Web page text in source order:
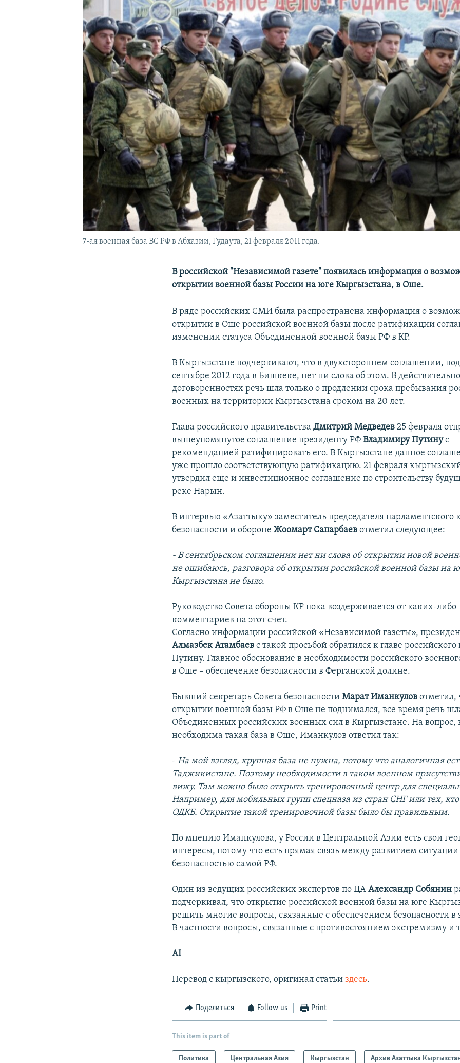
7-ая военная база ВС РФ в Абхазии, Гудаута, 21 февраля 2011 года.
В российской "Независимой газете" появилась информация о
открытии военной базы России на юге Кыргызстана, в Оше.
В ряде российских СМИ была распространена информация о
открытии в Оше российской военной базы после ратификации
изменении статуса Объединенной военной базы РФ в КР.
В Кыргызстане подчеркивают, что в двухстороннем соглашении,
сентябре 2012 года в Бишкеке, нет ни слова об этом. В
договоренностях речь шла только о продлении срока пребывания
военных на территории Кыргызстана сроком на 20 лет.
Глава российского правительстваДмитрий Медведев 25 февраля
вышеупомянутое соглашение президенту РФВладимиру Путинус
рекомендацией ратифицировать его. В Кыргызстане данное
уже прошло соответствующую ратификацию. 21 февраля
утвердил еще и инвестиционное соглашение по строительству
реке Нарын.
В интервью «Азаттыку» заместитель председателя парламентского
безопасности и оборонеЖоомарт Сапарбаевотметил следующее:
- В сентябрьском соглашении нет ни слова об открытии новой
не ошибаюсь, разговора об открытии российской военной базы на
Кыргызстана не было.
Руководство Совета обороны КР пока воздерживается от каких-либо
комментариев на этот счет.
Согласно информации российской «Независимой газеты»,
Алмазбек Атамбаевс такой просьбой обратился к главе российского
Путину. Главное обоснование в необходимости российского
в Оше – обеспечение безопасности в Ферганской долине.
Бывший секретарь Совета безопасностиМарат Иманкуловотметил,
открытии военной базы РФ в Оше не поднимался, все время речь шла
Объединенных российских военных сил в Кыргызстане. На вопрос,
необходима такая база в Оше, Иманкулов ответил так:
-На мой взгляд, крупная база не нужна, потому что аналогичная
Таджикистане. Поэтому необходимости в таком военном
вижу. Там можно было открыть тренировочный центр для
Например, для мобильных групп спецназа из стран СНГ или тех, кто
ОДКБ. Открытие такой тренировочной базы было бы правильным.
По мнению Иманкулова, у России в Центральной Азии есть свои
интересы, потому что есть прямая связь между развитием ситуации
безопасностью самой РФ.
Один из ведущих российских экспертов по ЦА Александр Собянин
подчеркивал, что открытие российской военной базы на юге
решить многие вопросы, связанные с обеспечением безопасности в
В частности вопросы, связанные с противостоянием экстремизму и
AI
Перевод с кыргызского, оригинал статьиздесь.
Поделиться Follow us Print
This item is part of
Политика Центральная Азия Кыргызстан Архив Азаттыка